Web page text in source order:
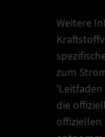
Weitere
zum
die
offiziellen